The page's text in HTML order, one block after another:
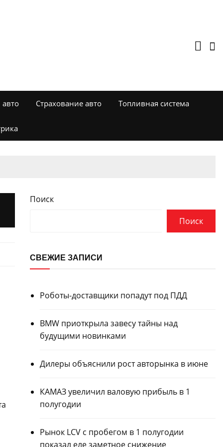
Страхование авто Топливная система
Поиск
Поиск
СВЕЖИЕ ЗАПИСИ
Роботы-доставщики попадут под ПДД
BMW приоткрыла завесу тайны над
будущими новинками
Дилеры объяснили рост авторынка в июне
КАМАЗ увеличил валовую прибыль в 1
полугодии
Рынок LCV с пробегом в 1 полугодии
показал еле заметное снижение